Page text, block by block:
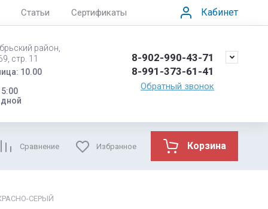
Статьи Сертификаты Кабинет
район,
стр. 11
10.00
8-902-990-43-71
8-991-373-61-41
Обратный звонок
Сравнение Избранное Корзина
СЕРЫЙ